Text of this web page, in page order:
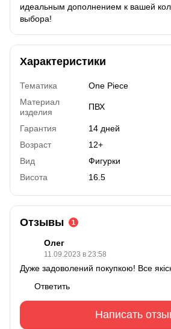
идеальным дополнением к вашей
выбора!
Характеристики
Тематика
One Piece
Материал
изделия
ПВХ
Гарантия
14 дней
Возраст
12+
Вид
Фигурки
Висота
16.5
Отзывы 1
Олег
11.09.2023 в 23:58
Дуже задоволений покупкою! Все
Ответить
Написать